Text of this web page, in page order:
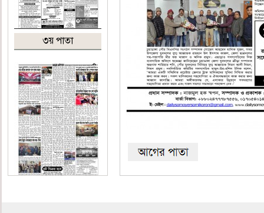
৩য় পাতা